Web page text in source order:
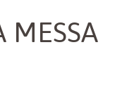
MESSA